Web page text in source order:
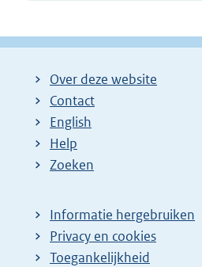
Over deze website
Contact
English
Help
Zoeken
Informatie hergebruiken
Privacy en cookies
Toegankelijkheid